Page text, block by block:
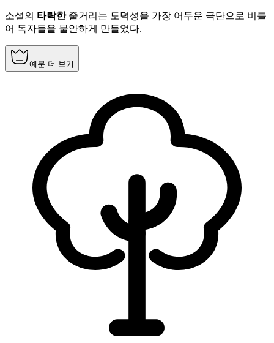
소설의 타락한줄거리는 도덕성을 가장 어두운 극단으로 비틀
어 독자들을 불안하게 만들었다.
예문 더 보기